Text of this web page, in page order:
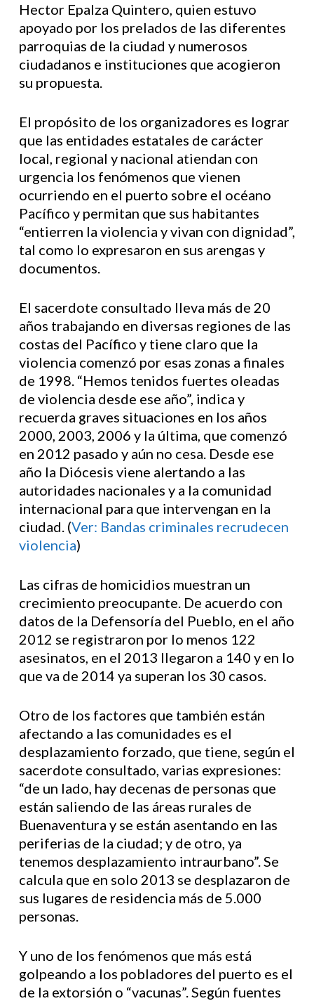
Hector Epalza Quintero, quien estuvo
apoyado por los prelados de las diferentes
parroquias de la ciudad y numerosos
ciudadanos e instituciones que acogieron
su propuesta.
El propósito de los organizadores es lograr
que las entidades estatales de carácter
local, regional y nacional atiendan con
urgencia los fenómenos que vienen
ocurriendo en el puerto sobre el océano
Pacífico y permitan que sus habitantes
“entierren la violencia y vivan con dignidad”,
tal como lo expresaron en sus arengas y
documentos.
El sacerdote consultado lleva más de 20
años trabajando en diversas regiones de las
costas del Pacífico y tiene claro que la
violencia comenzó por esas zonas a finales
de 1998. “Hemos tenidos fuertes oleadas
de violencia desde ese año”, indica y
recuerda graves situaciones en los años
2000, 2003, 2006 y la última, que comenzó
en 2012 pasado y aún no cesa. Desde ese
año la Diócesis viene alertando a las
autoridades nacionales y a la comunidad
internacional para que intervengan en la
ciudad. (Ver: Bandas criminales recrudecen
violencia)
Las cifras de homicidios muestran un
crecimiento preocupante. De acuerdo con
datos de la Defensoría del Pueblo, en el año
2012 se registraron por lo menos 122
asesinatos, en el 2013 llegaron a 140 y en lo
que va de 2014 ya superan los 30 casos.
Otro de los factores que también están
afectando a las comunidades es el
desplazamiento forzado, que tiene, según el
sacerdote consultado, varias expresiones:
“de un lado, hay decenas de personas que
están saliendo de las áreas rurales de
Buenaventura y se están asentando en las
periferias de la ciudad; y de otro, ya
tenemos desplazamiento intraurbano”. Se
calcula que en solo 2013 se desplazaron de
sus lugares de residencia más de 5.000
personas.
Y uno de los fenómenos que más está
golpeando a los pobladores del puerto es el
de la extorsión o “vacunas”. Según fuentes